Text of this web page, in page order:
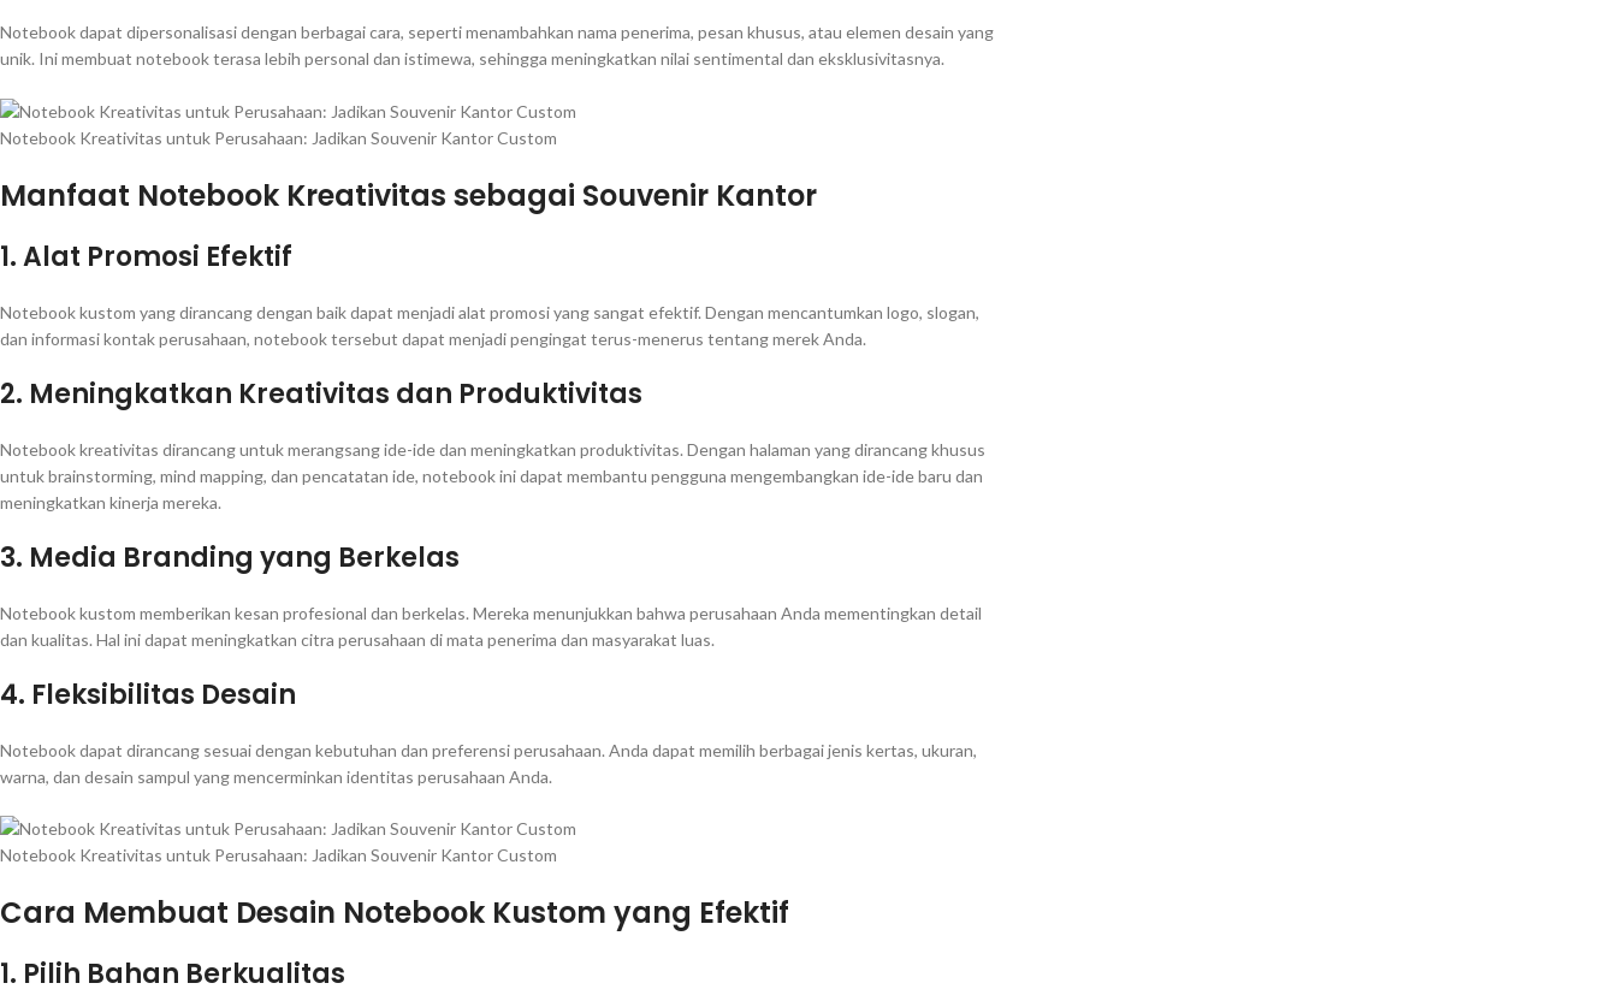
Notebook dapat dipersonalisasi dengan berbagai cara, seperti menambahkan nama penerima, pesan khusus, atau elemen desain yang
unik. Ini membuat notebook terasa lebih personal dan istimewa, sehingga meningkatkan nilai sentimental dan eksklusivitasnya.
Notebook Kreativitas untuk Perusahaan: Jadikan Souvenir Kantor Custom
Manfaat Notebook Kreativitas sebagai Souvenir Kantor
1.Alat Promosi Efektif
Notebook kustom yang dirancang dengan baik dapat menjadi alat promosi yang sangat efektif. Dengan mencantumkan logo, slogan,
dan informasi kontak perusahaan, notebook tersebut dapat menjadi pengingat terus-menerus tentang merek Anda.
2. Meningkatkan Kreativitas dan Produktivitas
Notebook kreativitas dirancang untuk merangsang ide-ide dan meningkatkan produktivitas. Dengan halaman yang dirancang khusus
untuk brainstorming, mind mapping, dan pencatatan ide, notebook ini dapat membantu pengguna mengembangkan ide-ide baru dan
meningkatkan kinerja mereka.
3. Media Branding yang Berkelas
Notebook kustom memberikan kesan profesional dan berkelas. Mereka menunjukkan bahwa perusahaan Anda mementingkan detail
dan kualitas. Hal ini dapat meningkatkan citra perusahaan di mata penerima dan masyarakat luas.
4. Fleksibilitas Desain
Notebook dapat dirancang sesuai dengan kebutuhan dan preferensi perusahaan. Anda dapat memilih berbagai jenis kertas, ukuran,
warna, dan desain sampul yang mencerminkan identitas perusahaan Anda.
Notebook Kreativitas untuk Perusahaan: Jadikan Souvenir Kantor Custom
Cara Membuat Desain Notebook Kustom yang Efektif
1. Pilih Bahan Berkualitas